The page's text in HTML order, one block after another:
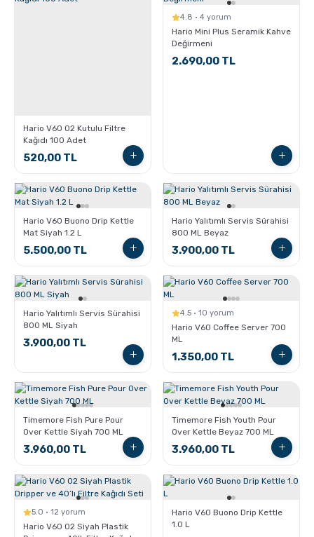
Hario V60 02 Kutulu Filtre
Kağıdı 100 Adet
520,00 TL
4.8 · 4 yorum
Hario Mini Plus Seramik Kahve
Değirmeni
2.690,00 TL
Hario V60 Buono Drip Kettle
Mat Siyah 1.2 L
5.500,00 TL
Hario Yalıtımlı Servis Sürahisi
800 ML Beyaz
3.900,00 TL
Hario Yalıtımlı Servis Sürahisi
800 ML Siyah
3.900,00 TL
4.5 · 10 yorum
Hario V60 Coffee Server 700
ML
1.350,00 TL
Timemore Fish Pure Pour
Over Kettle Siyah 700 ML
3.960,00 TL
Timemore Fish Youth Pour
Over Kettle Beyaz 700 ML
3.960,00 TL
5.0 · 12 yorum
Hario V60 02 Siyah Plastik
Hario V60 Buono Drip Kettle
1.0 L